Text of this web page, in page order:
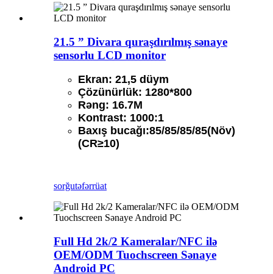
21.5 ” Divara quraşdırılmış sənaye
sensorlu LCD monitor
Ekran: 21,5 düym
Çözünürlük: 1280*800
Rəng: 16.7M
Kontrast: 1000:1
Baxış bucağı:85/85/85/85(Növ)
(CR≥10)
sorğutəfərrüat
Full Hd 2k/2 Kameralar/NFC ilə
OEM/ODM Tuochscreen Sənaye
Android PC